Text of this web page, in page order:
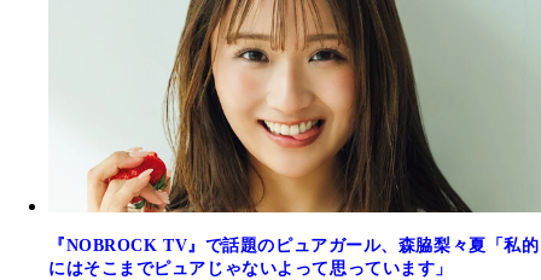
『NOBROCK TV』で話題のピュアガール、森脇梨々夏「私的
にはそこまでピュアじゃないよって思っています」